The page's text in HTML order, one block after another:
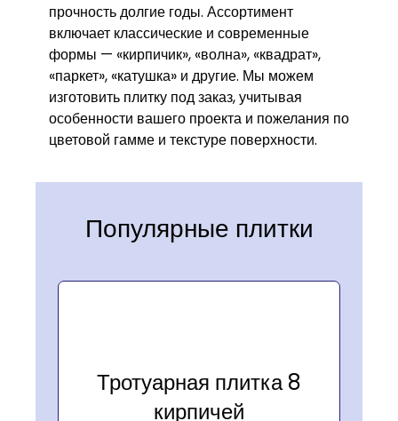
прочность долгие годы. Ассортимент
включает классические и современные
формы — «кирпичик», «волна», «квадрат»,
«паркет», «катушка» и другие. Мы можем
изготовить плитку под заказ, учитывая
особенности вашего проекта и пожелания по
цветовой гамме и текстуре поверхности.
Популярные плитки
Тротуарная плитка 8
кирпичей